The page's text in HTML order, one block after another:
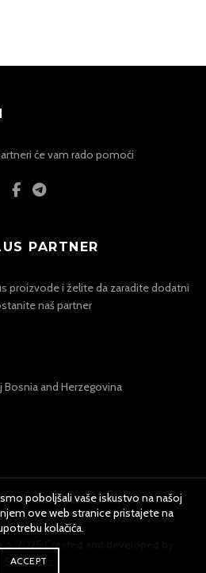
će vam rado pomoći
PARTNER
proizvode i želite da zaradite dodatni
naš partner
and Herzegovina
2025 Created and developed by
Sertini.biz
poboljšali vaše iskustvo na našoj
ove web stranice pristajete na
kolačića.
ACCEPT